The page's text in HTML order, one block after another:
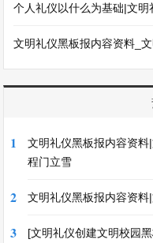
个人礼仪以什么为基础|文
文明礼仪黑板报内容资料_
1
文明礼仪黑板报内容资
程门立雪
2 文明礼仪黑板报内容资
3 [文明礼仪创建文明校园